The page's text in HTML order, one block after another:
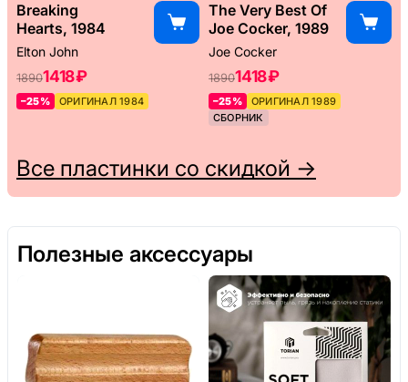
Breaking
Hearts, 1984
Elton John
18901418 ₽
–25% ОРИГИНАЛ 1984
The Very Best Of
Joe Cocker, 1989
Joe Cocker
18901418 ₽
–25%
ОРИГИНАЛ 1989
СБОРНИК
Все пластинки со скидкой →
Полезные аксессуары